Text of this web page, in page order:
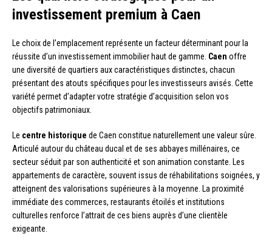
investissement premium à Caen
Le choix de l’emplacement représente un facteur déterminant pour la
réussite d’un investissement immobilier haut de gamme. Caen offre
une diversité de quartiers aux caractéristiques distinctes, chacun
présentant des atouts spécifiques pour les investisseurs avisés. Cette
variété permet d’adapter votre stratégie d’acquisition selon vos
objectifs patrimoniaux.
Le centre historique de Caen constitue naturellement une valeur sûre.
Articulé autour du château ducal et de ses abbayes millénaires, ce
secteur séduit par son authenticité et son animation constante. Les
appartements de caractère, souvent issus de réhabilitations soignées, y
atteignent des valorisations supérieures à la moyenne. La proximité
immédiate des commerces, restaurants étoilés et institutions
culturelles renforce l’attrait de ces biens auprès d’une clientèle
exigeante.